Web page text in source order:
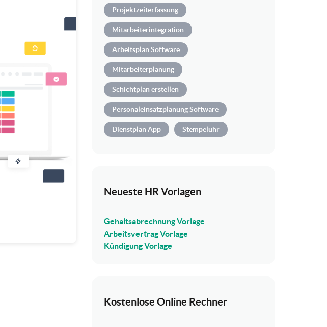
Projektzeiterfassung
Mitarbeiterintegration
Arbeitsplan Software
Mitarbeiterplanung
Schichtplan erstellen
Personaleinsatzplanung Software
Dienstplan App Stempeluhr
Neueste HR Vorlagen
Gehaltsabrechnung Vorlage
Arbeitsvertrag Vorlage
Kündigung Vorlage
Kostenlose Online Rechner